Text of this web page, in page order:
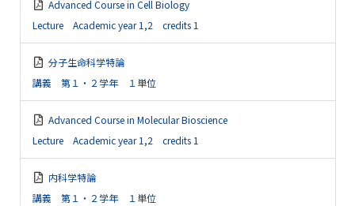
Advanced Course in Cell Biology
Lecture Academic year 1,2 credits 1
分子生命科学特論
講義 第１・２学年 １単位
Advanced Course in Molecular Bioscience
Lecture Academic year 1,2 credits 1
内科学特論
講義 第１・２学年 １単位